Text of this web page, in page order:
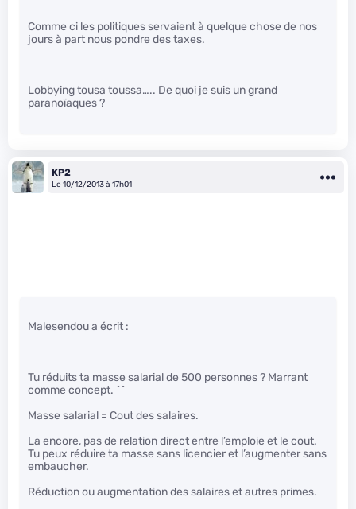
Comme ci les politiques servaient à quelque chose de nos
jours à part nous pondre des taxes.
Lobbying tousa toussa….. De quoi je suis un grand
paranoïaques ?
KP2
Le 10/12/2013 à 17h01
Malesendou a écrit :
Tu réduits ta masse salarial de 500 personnes ? Marrant
comme concept. ^^
Masse salarial = Cout des salaires.
La encore, pas de relation direct entre l’emploie et le cout.
Tu peux réduire ta masse sans licencier et l’augmenter sans
embaucher.
Réduction ou augmentation des salaires et autres primes.